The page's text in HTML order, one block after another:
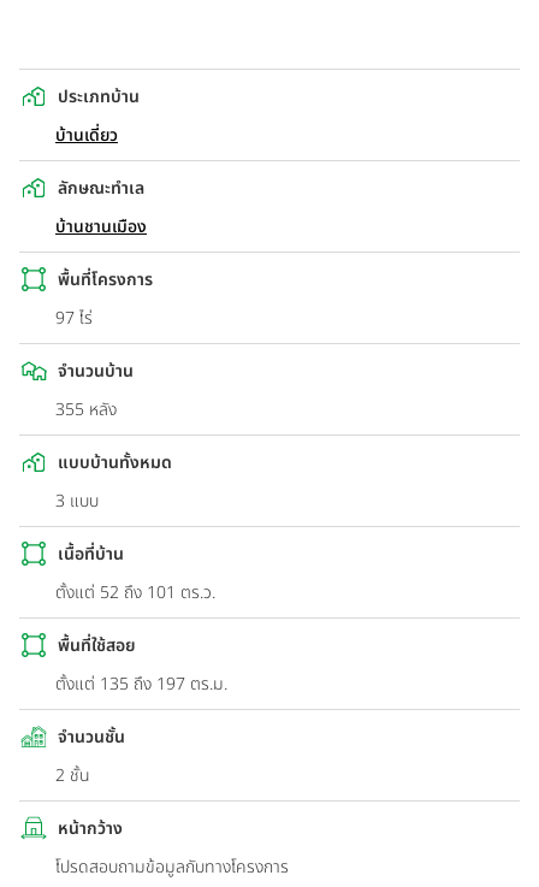
ประเภทบ้าน
บ้านเดี่ยว
ลักษณะทำเล
บ้านชานเมือง
พื้นที่โครงการ
97 ไร่
จำนวนบ้าน
355 หลัง
แบบบ้านทั้งหมด
3 แบบ
เนื้อที่บ้าน
ตั้งแต่ 52 ถึง 101 ตร.ว.
พื้นที่ใช้สอย
ตั้งแต่ 135 ถึง 197 ตร.ม.
จำนวนชั้น
2 ชั้น
หน้ากว้าง
โปรดสอบถามข้อมูลกับทางโครงการ